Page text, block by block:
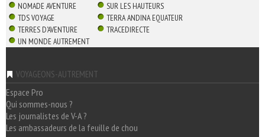
NOMADE AVENTURE
SUR LES HAUTEURS
TDS VOYAGE
TERRA ANDINA EQUATEUR
TERRES D'AVENTURE
TRACEDIRECTE
UN MONDE AUTREMENT
VOYAGEONS-AUTREMENT
Espace Pro
Qui sommes-nous ?
Les journalistes de V-A ?
Les ambassadeurs de la feuille de chou